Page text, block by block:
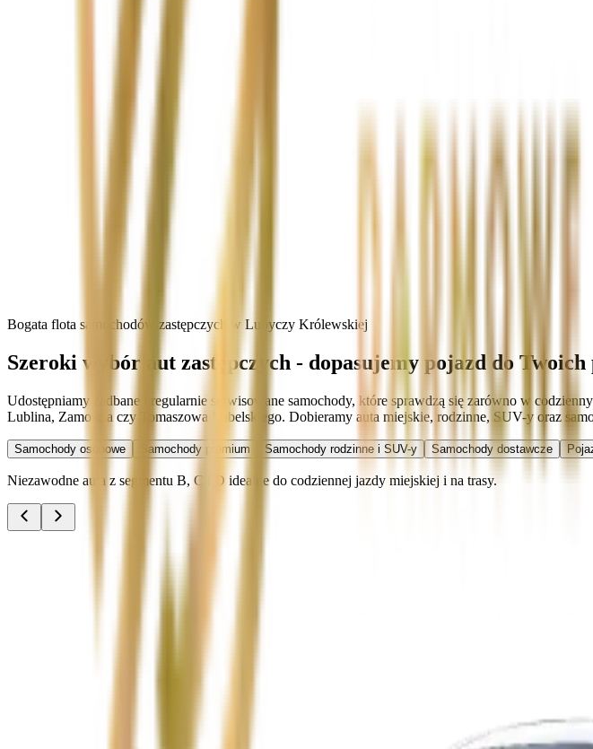
Bogata flota samochodów zastępczych w Lubyczy Królewskiej
Szeroki wybór aut zastępczych - dopasujemy pojazd do
Udostępniamy zadbane i regularnie serwisowane samochody, które sprawdzą się zarówno w
Lublina, Zamościa czy Tomaszowa Lubelskiego. Dobieramy auta miejskie, rodzinne, SUV-y oraz
Samochody osobowe Samochody premium Samochody rodzinne i SUV-y Samochody dostawcze
Niezawodne auta z segmentu B, C i D idealne do codziennej jazdy miejskiej i na trasy.